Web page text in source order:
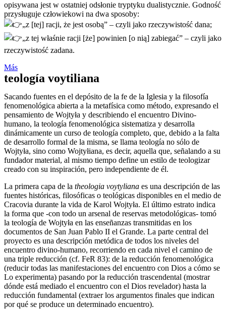
opisywana jest w ostatniej odsłonie tryptyku dualistycznie. Godność
przysługuje człowiekowi na dwa sposoby:
„z [tej] racji, że jest osobą” – czyli jako rzeczywistość dana;
„z tej właśnie racji [że] powinien [o nią] zabiegać” – czyli jako
rzeczywistość zadana.
Más
teología voytiliana
Sacando fuentes en el depósito de la fe de la Iglesia y la filosofía
fenomenológica abierta a la metafísica como método, expresando el
pensamiento de Wojtyła y describiendo el encuentro Divino-
humano, la teología fenomenológica sistematiza y desarrolla
dinámicamente un curso de teología completo, que, debido a la falta
de desarrollo formal de la misma, se llama teología no sólo de
Wojtyła, sino como Wojtyłiana, es decir, aquella que, señalando a su
fundador material, al mismo tiempo define un estilo de teologizar
creado con su inspiración, pero independiente de él.
La primera capa de la theologia voytyliana es una descripción de las
fuentes históricas, filosóficas o teológicas disponibles en el medio de
Cracovia durante la vida de Karol Wojtyła. El último estrato indica
la forma que -con todo un arsenal de reservas metodológicas- tomó
la teología de Wojtyła en las enseñanzas transmitidas en los
documentos de San Juan Pablo II el Grande. La parte central del
proyecto es una descripción metódica de todos los niveles del
encuentro divino-humano, recorriendo en cada nivel el camino de
una triple reducción (cf. FeR 83): de la reducción fenomenológica
(reducir todas las manifestaciones del encuentro con Dios a cómo se
Lo experimenta) pasando por la reducción trascendental (mostrar
dónde está mediado el encuentro con el Dios revelador) hasta la
reducción fundamental (extraer los argumentos finales que indican
por qué se produce un determinado encuentro).